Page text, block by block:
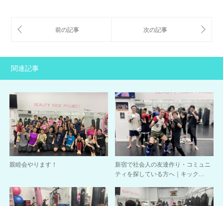
関連記事
親睦会やります！
新宿で社会人の友達作り・コミュニ
ティを探している方へ｜キック…